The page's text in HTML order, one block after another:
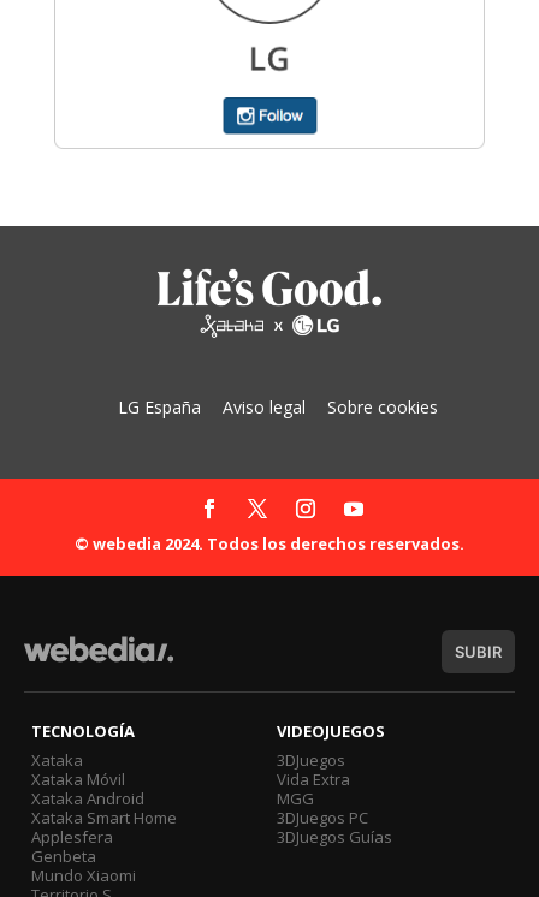
LG España Aviso legal Sobre cookies
© webedia 2024. Todos los derechos reservados.
SUBIR
TECNOLOGÍA
Xataka
Xataka Móvil
Xataka Android
Xataka Smart Home
Applesfera
Genbeta
Mundo Xiaomi
VIDEOJUEGOS
3DJuegos
Vida Extra
MGG
3DJuegos PC
3DJuegos Guías